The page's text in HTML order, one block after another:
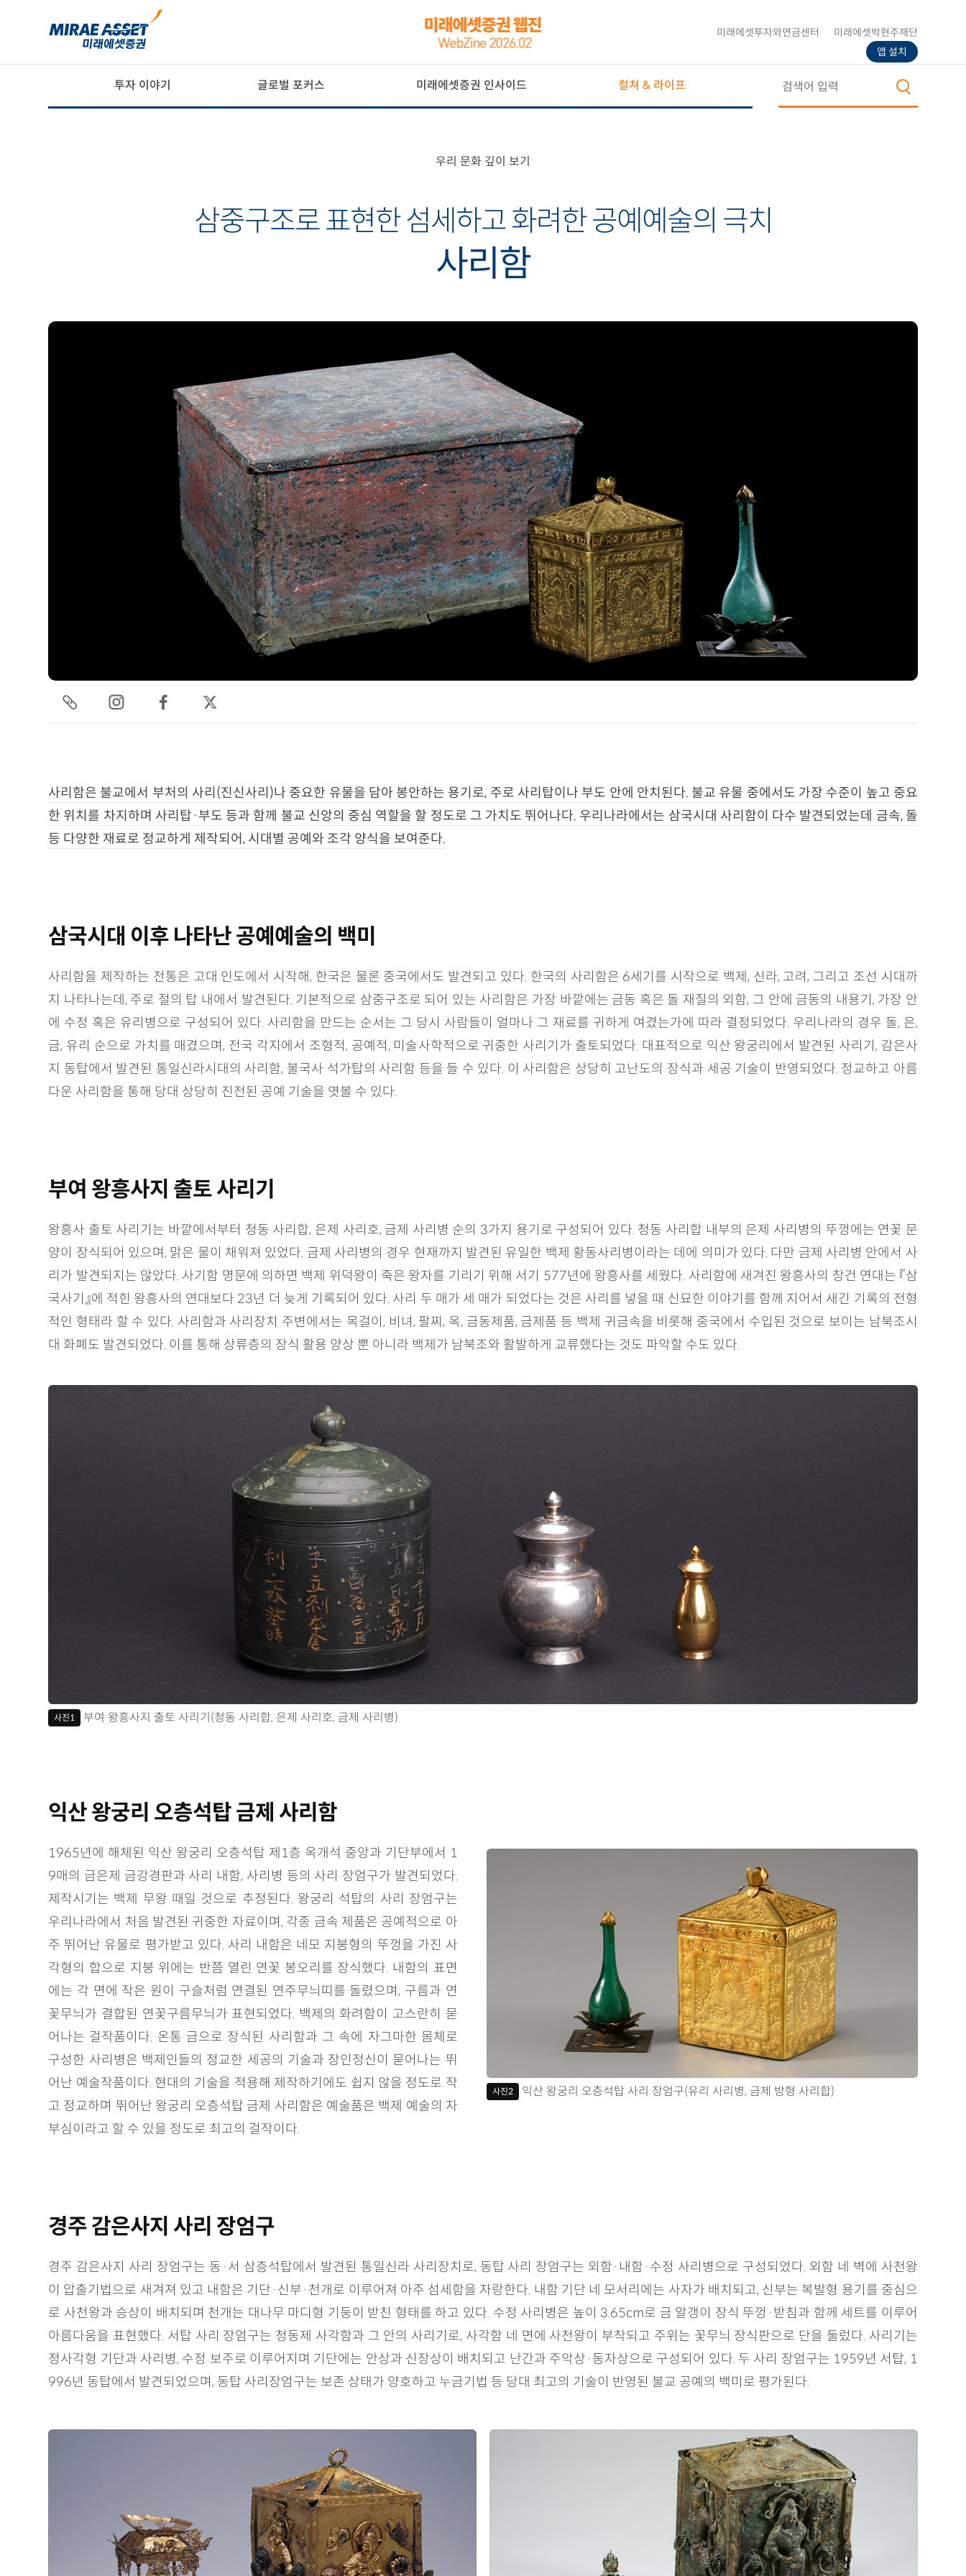
투자 이야기 글로벌 포커스 미래에셋증권 인사이드 컬쳐 & 라이프
미래에셋투자와연금센터
미래에셋박현주재단
앱 설치
우리 문화 깊이 보기
삼중구조로 표현한 섬세하고 화려한 공예예술의 극치
사리함
사리함은 불교에서 부처의 사리(진신사리)나 중요한 유물을 담아 봉안하는 용기로, 주로 사리탑이나 부도 안에 안치된다. 불교 유물 중에서도 가장 수준이 높고 중요
한 위치를 차지하며 사리탑·부도 등과 함께 불교 신앙의 중심 역할을 할 정도로 그 가치도 뛰어나다. 우리나라에서는 삼국시대 사리함이 다수 발견되었는데 금속, 돌
등 다양한 재료로 정교하게 제작되어, 시대별 공예와 조각 양식을 보여준다.
삼국시대 이후 나타난 공예예술의 백미
사리함을 제작하는 전통은 고대 인도에서 시작해, 한국은 물론 중국에서도 발견되고 있다. 한국의 사리함은 6세기를 시작으로 백제, 신라, 고려, 그리고 조선 시대까
지 나타나는데, 주로 절의 탑 내에서 발견된다. 기본적으로 삼중구조로 되어 있는 사리함은 가장 바깥에는 금동 혹은 돌 재질의 외함, 그 안에 금동의 내용기, 가장 안
에 수정 혹은 유리병으로 구성되어 있다. 사리함을 만드는 순서는 그 당시 사람들이 얼마나 그 재료를 귀하게 여겼는가에 따라 결정되었다. 우리나라의 경우 돌, 은,
금, 유리 순으로 가치를 매겼으며, 전국 각지에서 조형적, 공예적, 미술사학적으로 귀중한 사리기가 출토되었다. 대표적으로 익산 왕궁리에서 발견된 사리기, 감은사
지 동탑에서 발견된 통일신라시대의 사리함, 불국사 석가탑의 사리함 등을 들 수 있다. 이 사리함은 상당히 고난도의 장식과 세공 기술이 반영되었다. 정교하고 아름
다운 사리함을 통해 당대 상당히 진전된 공예 기술을 엿볼 수 있다.
부여 왕흥사지 출토 사리기
왕흥사 출토 사리기는 바깥에서부터 청동 사리합, 은제 사리호, 금제 사리병 순의 3가지 용기로 구성되어 있다. 청동 사리합 내부의 은제 사리병의 뚜껑에는 연꽃 문
양이 장식되어 있으며, 맑은 물이 채워져 있었다. 금제 사리병의 경우 현재까지 발견된 유일한 백제 황동사리병이라는 데에 의미가 있다. 다만 금제 사리병 안에서 사
리가 발견되지는 않았다. 사기함 명문에 의하면 백제 위덕왕이 죽은 왕자를 기리기 위해 서기 577년에 왕흥사를 세웠다. 사리함에 새겨진 왕흥사의 창건 연대는 『삼
국사기』에 적힌 왕흥사의 연대보다 23년 더 늦게 기록되어 있다. 사리 두 매가 세 매가 되었다는 것은 사리를 넣을 때 신묘한 이야기를 함께 지어서 새긴 기록의 전형
적인 형태라 할 수 있다. 사리함과 사리장치 주변에서는 목걸이, 비녀, 팔찌, 옥, 금동제품, 금제품 등 백제 귀금속을 비롯해 중국에서 수입된 것으로 보이는 남북조시
대 화폐도 발견되었다. 이를 통해 상류층의 장식 활용 양상 뿐 아니라 백제가 남북조와 활발하게 교류했다는 것도 파악할 수도 있다.
사진1 부여 왕흥사지 출토 사리기(청동 사리합, 은제 사리호, 금제 사리병)
익산 왕궁리 오층석탑 금제 사리함
사진2 익산 왕궁리 오층석탑 사리 장엄구(유리 사리병, 금제 방형 사리합)
1965년에 해체된 익산 왕궁리 오층석탑 제1층 옥개석 중앙과 기단부에서 1
9매의 금은제 금강경판과 사리 내함, 사리병 등의 사리 장엄구가 발견되었다.
제작시기는 백제 무왕 때일 것으로 추정된다. 왕궁리 석탑의 사리 장엄구는
우리나라에서 처음 발견된 귀중한 자료이며, 각종 금속 제품은 공예적으로 아
주 뛰어난 유물로 평가받고 있다. 사리 내함은 네모 지붕형의 뚜껑을 가진 사
각형의 합으로 지붕 위에는 반쯤 열린 연꽃 봉오리를 장식했다. 내함의 표면
에는 각 면에 작은 원이 구슬처럼 연결된 연주무늬띠를 돌렸으며, 구름과 연
꽃무늬가 결합된 연꽃구름무늬가 표현되었다. 백제의 화려함이 고스란히 묻
어나는 걸작품이다. 온통 금으로 장식된 사리함과 그 속에 자그마한 몸체로
구성한 사리병은 백제인들의 정교한 세공의 기술과 장인정신이 묻어나는 뛰
어난 예술작품이다. 현대의 기술을 적용해 제작하기에도 쉽지 않을 정도로 작
고 정교하며 뛰어난 왕궁리 오층석탑 금제 사리함은 예술품은 백제 예술의 자
부심이라고 할 수 있을 정도로 최고의 걸작이다.
경주 감은사지 사리 장엄구
경주 감은사지 사리 장엄구는 동·서 삼층석탑에서 발견된 통일신라 사리장치로, 동탑 사리 장엄구는 외함·내함·수정 사리병으로 구성되었다. 외함 네 벽에 사천왕
이 압출기법으로 새겨져 있고 내함은 기단·신부·천개로 이루어져 아주 섬세함을 자랑한다. 내함 기단 네 모서리에는 사자가 배치되고, 신부는 복발형 용기를 중심으
로 사천왕과 승상이 배치되며 천개는 대나무 마디형 기둥이 받친 형태를 하고 있다. 수정 사리병은 높이 3.65cm로 금 알갱이 장식 뚜껑·받침과 함께 세트를 이루어
아름다움을 표현했다. 서탑 사리 장엄구는 청동제 사각함과 그 안의 사리기로, 사각함 네 면에 사천왕이 부착되고 주위는 꽃무늬 장식판으로 단을 둘렀다. 사리기는
정사각형 기단과 사리병, 수정 보주로 이루어지며 기단에는 안상과 신장상이 배치되고 난간과 주악상·동자상으로 구성되어 있다. 두 사리 장엄구는 1959년 서탑, 1
996년 동탑에서 발견되었으며, 동탑 사리장엄구는 보존 상태가 양호하고 누금기법 등 당대 최고의 기술이 반영된 불교 공예의 백미로 평가된다.